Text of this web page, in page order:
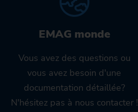
EMAG monde
Vous avez des questions ou
vous avez besoin d'une
documentation détaillée?
N'hésitez pas à nous contacter !